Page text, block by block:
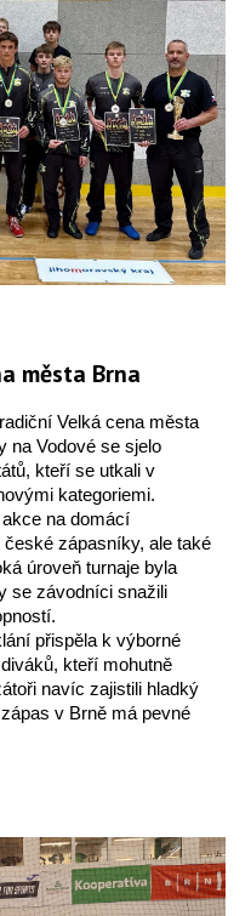
města Brna
Velká cena města
na Vodové se sjelo
kteří se utkali v
kategoriemi.
na domácí
zápasníky, ale také
úroveň turnaje byla
se závodníci snažili
přispěla k výborné
kteří mohutně
navíc zajistili hladký
v Brně má pevné